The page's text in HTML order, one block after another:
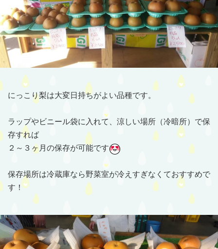
にっこり梨は大変日持ちがよい品種です。
ラップやビニール袋に入れて、涼しい場所（冷暗所）で保
存すれば
２～３ヶ月の保存が可能です
保存場所は冷蔵庫なら野菜室が冷えすぎなくておすすめで
す！